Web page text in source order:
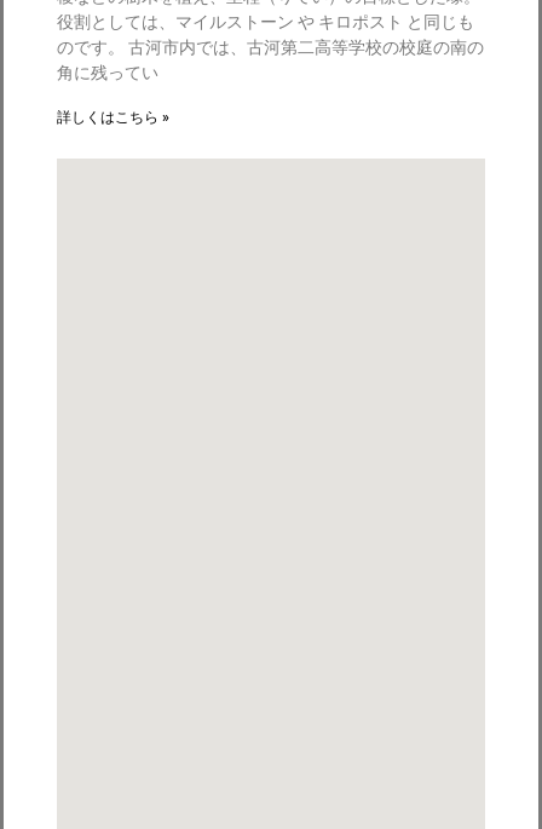
役割としては、マイルストーン や キロポスト と同じも
のです。 古河市内では、古河第二高等学校の校庭の南の
角に残ってい
詳しくはこちら »